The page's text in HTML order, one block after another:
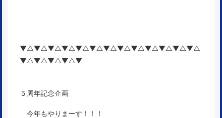
▼△▼△▼△▼△▼△▼△▼△▼△▼△▼△▼△▼△▼△
▼△▼△▼△▼△▼
５周年記念企画
今年もやりまーす！！！